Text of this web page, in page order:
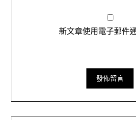
新文章使用電子郵件